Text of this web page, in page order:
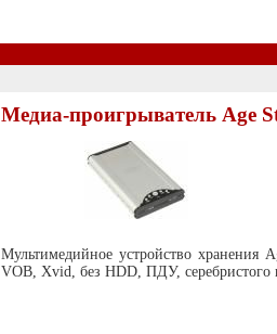
Медиа-проигрыватель Age
Мультимедийное устройство
VOB, Xvid, без HDD, ПДУ, серебристого